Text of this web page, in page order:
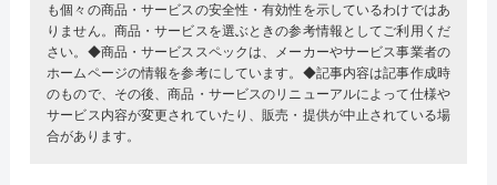
も個々の商品・サービスの安全性・有効性を示しているわけではあ
りません。商品・サービスを選ぶときの参考情報としてご利用くだ
さい。◆商品・サービススペックは、メーカーやサービス事業者の
ホームページの情報を参考にしています。◆記事内容は記事作成時
のもので、その後、商品・サービスのリニューアルによって仕様や
サービス内容が変更されていたり、販売・提供が中止されている場
合があります。